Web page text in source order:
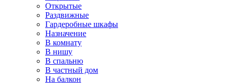
Открытые
Раздвижные
Гардеробные шкафы
Назначение
В комнату
В нишу
В спальню
В частный дом
На балкон